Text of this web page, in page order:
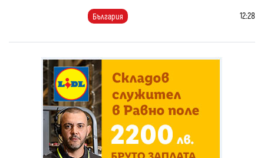
България 12:28